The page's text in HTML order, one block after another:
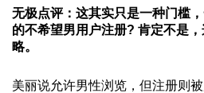
无极点评：这其实只是一种门槛
的不希望男用户注册? 肯定不是
略。
美丽说允许男性浏览，但注册则